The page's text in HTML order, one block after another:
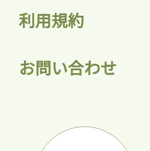
利用規約
お問い合わせ